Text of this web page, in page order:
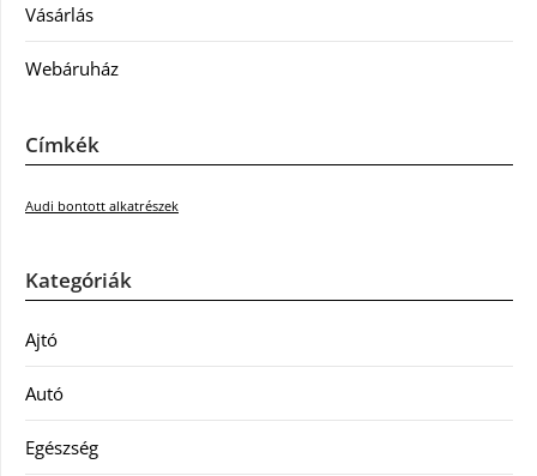
Vásárlás
Webáruház
Címkék
Audi bontott alkatrészek
Kategóriák
Ajtó
Autó
Egészség